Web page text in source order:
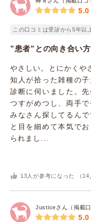
5.0
この口コミは受診から5年以
”患者”との向き合い
やさしい。とにかくや
知人が拾った雑種の
診断に伺いました。
つすがめつし、両手
みなさん探してるん
と目を細めて本気で
られまし...
13 人が参考になった （ 14
Justiceさん（掲載口
5.0